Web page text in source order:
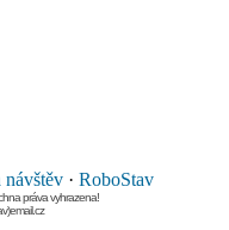
· RoboStav
práva vyhrazena!